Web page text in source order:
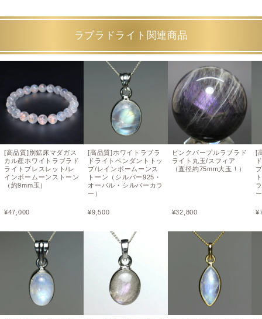
ラブラドライト関連商品
[高品質]別鉱床マダガス
カル産ホワイトラブラド
ライトブレスレット/レ
インボームーンストーン
（約9mm玉）
¥47,000
[高品質]ホワイトラブラ
ドライトペンダントトッ
プ/レインボームーンス
トーン（シルバー925・
オーバル・シルバーカラ
ー）
¥9,500
ピンクパープルラブラド
ライト丸玉/スフィア
（直径約75mm大玉！）
¥32,800
[
¥